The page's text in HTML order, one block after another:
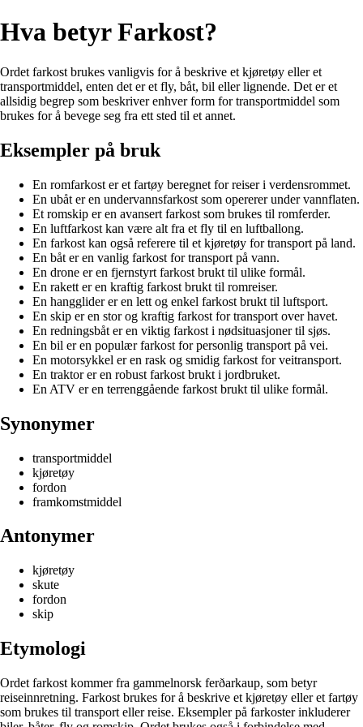
Hva betyr Farkost?
Ordet farkost brukes vanligvis for å beskrive et kjøretøy eller et
transportmiddel, enten det er et fly, båt, bil eller lignende. Det er et
allsidig begrep som beskriver enhver form for transportmiddel som
brukes for å bevege seg fra ett sted til et annet.
Eksempler på bruk
En romfarkost er et fartøy beregnet for reiser i verdensrommet.
En ubåt er en undervannsfarkost som opererer under vannflaten.
Et romskip er en avansert farkost som brukes til romferder.
En luftfarkost kan være alt fra et fly til en luftballong.
En farkost kan også referere til et kjøretøy for transport på land.
En båt er en vanlig farkost for transport på vann.
En drone er en fjernstyrt farkost brukt til ulike formål.
En rakett er en kraftig farkost brukt til romreiser.
En hangglider er en lett og enkel farkost brukt til luftsport.
En skip er en stor og kraftig farkost for transport over havet.
En redningsbåt er en viktig farkost i nødsituasjoner til sjøs.
En bil er en populær farkost for personlig transport på vei.
En motorsykkel er en rask og smidig farkost for veitransport.
En traktor er en robust farkost brukt i jordbruket.
En ATV er en terrenggående farkost brukt til ulike formål.
Synonymer
transportmiddel
kjøretøy
fordon
framkomstmiddel
Antonymer
kjøretøy
skute
fordon
skip
Etymologi
Ordet farkost kommer fra gammelnorsk ferðarkaup, som betyr
reiseinnretning. Farkost brukes for å beskrive et kjøretøy eller et fartøy
som brukes til transport eller reise. Eksempler på farkoster inkluderer